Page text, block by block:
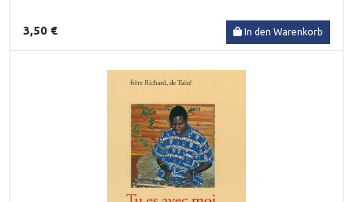
3,50 € In den Warenkorb